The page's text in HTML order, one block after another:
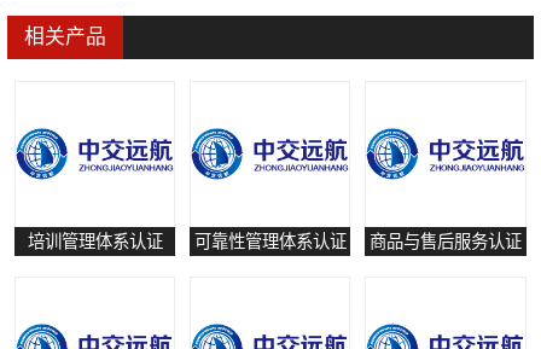
相关产品
培训管理体系认证 可靠性管理体系认证 商品与售后服务认证